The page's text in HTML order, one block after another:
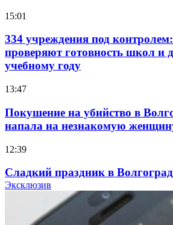
15:01
334 учреждения под
проверяют готовность школ и
учебному году
13:47
Покушение на убийство в
напала на незнакомую
12:39
Сладкий праздник в
парке прошёл фестиваль
Эксклюзив